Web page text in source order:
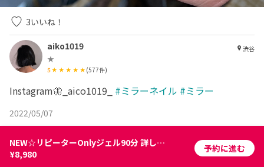
3いいね！
aiko1019
★
5 (577件)
渋谷
Instagram🦋_aico1019_ #ミラーネイル #ミラー
2022/05/07
NEW☆リピーターOnlyジェル90分 詳しくはお問い合わせください☆
¥8,980
予約に進む